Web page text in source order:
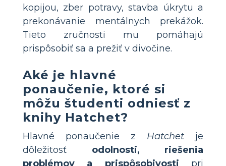
kopijou, zber potravy, stavba úkrytu a
prekonávanie mentálnych prekážok.
Tieto zručnosti mu pomáhajú
prispôsobiť sa a prežiť v divočine.
Aké je hlavné
ponaučenie, ktoré si
môžu študenti odniesť z
knihy Hatchet?
Hlavné ponaučenie z Hatchet je
dôležitosť odolnosti, riešenia
problémov a prispôsobivosti pri